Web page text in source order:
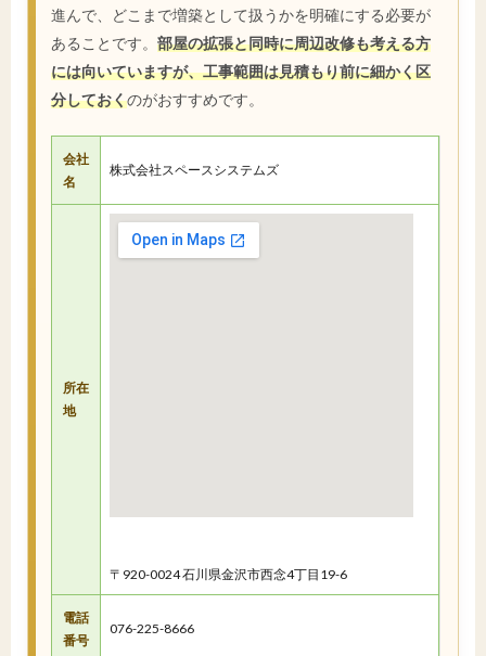
進んで、どこまで増築として扱うかを明確にする必要が
あることです。 部屋の拡張と同時に周辺改修も考える方
には向いていますが、工事範囲は見積もり前に細かく区
分しておくのがおすすめです。
会社
名
株式会社スペースシステムズ
所在
地
〒920-0024 石川県金沢市西念4丁目19-6
電話
番号
076-225-8666